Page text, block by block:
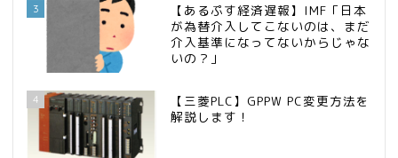
3
【あるぷす経済遅報】IMF「日本
が為替介入してこないのは、まだ
介入基準になってないからじゃな
いの？」
4
【三菱PLC】GPPW PC変更方法を
解説します！